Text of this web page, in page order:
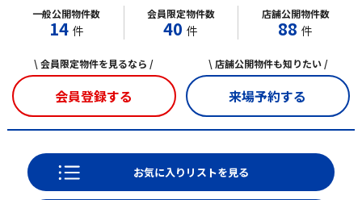
一般公開物件数
14 件
会員限定物件数
40 件
店舗公開物件数
88 件
\ 会員限定物件を見るなら /
会員登録する
\ 店舗公開物件も知りたい /
来場予約する
お気に入りリストを見る